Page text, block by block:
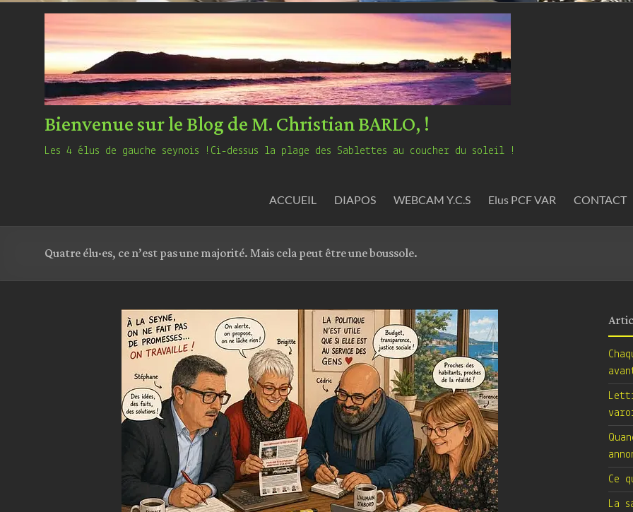
Bienvenue sur le Blog de M. Christian BARLO, !
Les 4 élus de gauche seynois !Ci-dessus la plage des Sablettes au coucher du soleil !
ACCUEIL DIAPOS WEBCAM Y.C.S Elus PCF VAR CONTACT
Quatre élu·es, ce n’est pas une majorité. Mais cela peut être une boussole.
Ce
La